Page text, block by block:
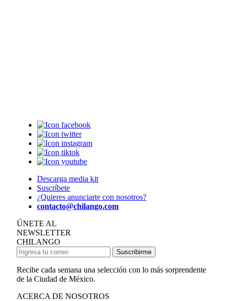
Descarga media kit
Suscríbete
¿Quieres anunciarte con nosotros?
contacto@chilango.com
ÚNETE AL
NEWSLETTER
CHILANGO
Suscribirme
Recibe cada semana una selección con lo más sorprendente
de la Ciudad de México.
ACERCA DE NOSOTROS